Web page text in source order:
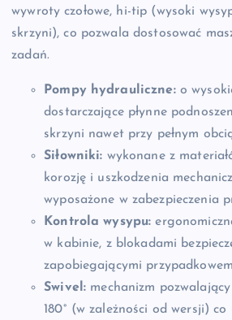
wywroty czołowe, hi-tip (wysoki
skrzyni), co pozwala dostosować
zadań.
Pompy hydrauliczne:o
dostarczające płynne
skrzyni nawet przy pełnym
Siłowniki: wykonane z
korozję i uszkodzenia
wyposażone w zabezpieczenia
Kontrola wysypu:
w kabinie, z blokadami
zapobiegającymi
Swivel: mechanizm
180° (w zależności od wersji) co